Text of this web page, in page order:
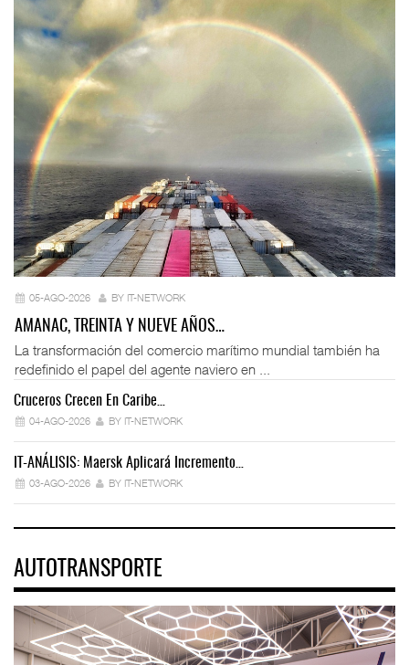
05-AGO-2026 BY IT-NETWORK
AMANAC, TREINTA Y NUEVE AÑOS…
La transformación del comercio marítimo mundial también ha
redefinido el papel del agente naviero en ...
Cruceros Crecen En Caribe…
04-AGO-2026 BY IT-NETWORK
IT-ANÁLISIS: Maersk Aplicará Incremento…
03-AGO-2026 BY IT-NETWORK
AUTOTRANSPORTE